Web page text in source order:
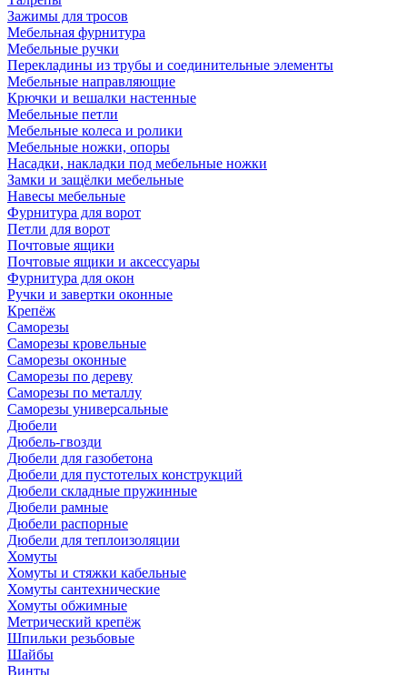
Зажимы для тросов
Мебельная фурнитура
Мебельные ручки
Перекладины из трубы и соединительные элементы
Мебельные направляющие
Крючки и вешалки настенные
Мебельные петли
Мебельные колеса и ролики
Мебельные ножки, опоры
Насадки, накладки под мебельные ножки
Замки и защёлки мебельные
Навесы мебельные
Фурнитура для ворот
Петли для ворот
Почтовые ящики
Почтовые ящики и аксессуары
Фурнитура для окон
Ручки и завертки оконные
Крепёж
Саморезы
Саморезы кровельные
Саморезы оконные
Саморезы по дереву
Саморезы по металлу
Саморезы универсальные
Дюбели
Дюбель-гвозди
Дюбели для газобетона
Дюбели для пустотелых конструкций
Дюбели складные пружинные
Дюбели рамные
Дюбели распорные
Дюбели для теплоизоляции
Хомуты
Хомуты и стяжки кабельные
Хомуты сантехнические
Хомуты обжимные
Метрический крепёж
Шпильки резьбовые
Шайбы
Винты